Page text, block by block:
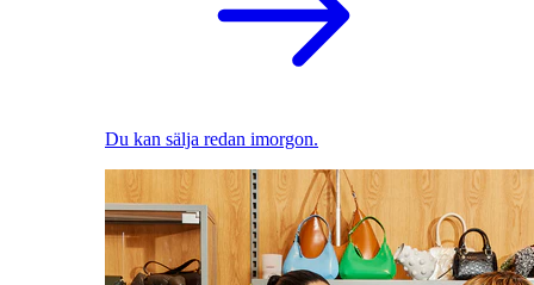
Du kan sälja redan imorgon.